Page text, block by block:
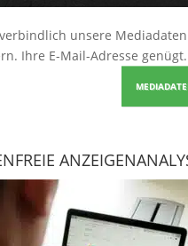
unsere
. Ihre E-Mail-Adresse genügt.